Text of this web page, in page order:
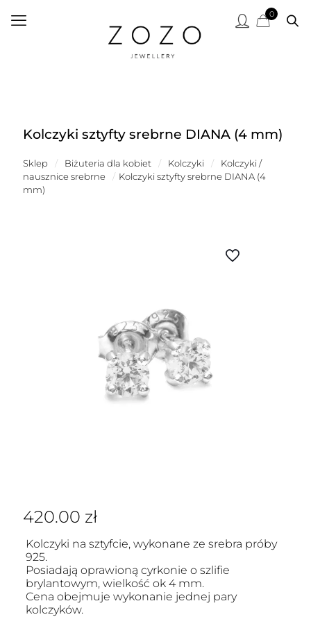
0
Kolczyki sztyfty srebrne DIANA (4 mm)
Sklep / Biżuteria dla kobiet / Kolczyki /
Kolczyki /
nausznice srebrne
/ Kolczyki sztyfty srebrne DIANA (4
mm)
420.00 zł
Kolczyki na sztyfcie, wykonane ze srebra próby
925.
Posiadają oprawioną cyrkonie o szlifie
brylantowym, wielkość ok 4 mm.
Cena obejmuje wykonanie jednej pary
kolczyków.